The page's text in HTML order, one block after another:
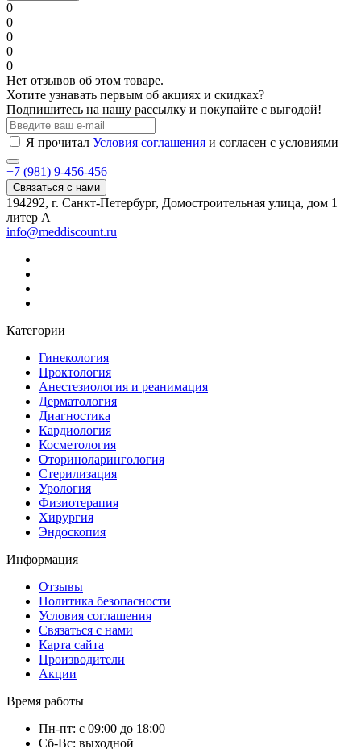
0
0
0
0
0
Нет отзывов об этом товаре.
Хотите узнавать первым об акциях и скидках?
Подпишитесь на нашу рассылку и покупайте с выгодой!
Я прочитал Условия соглашения и согласен с условиями
+7 (981) 9-456-456
Связаться с нами
194292, г. Санкт-Петербург, Домостроительная улица, дом 1
литер А
info@meddiscount.ru
Категории
Гинекология
Проктология
Анестезиология и реанимация
Дерматология
Диагностика
Кардиология
Косметология
Оториноларингология
Стерилизация
Урология
Физиотерапия
Хирургия
Эндоскопия
Информация
Отзывы
Политика безопасности
Условия соглашения
Связаться с нами
Карта сайта
Производители
Акции
Время работы
Пн-пт: с 09:00 до 18:00
Сб-Вс: выходной